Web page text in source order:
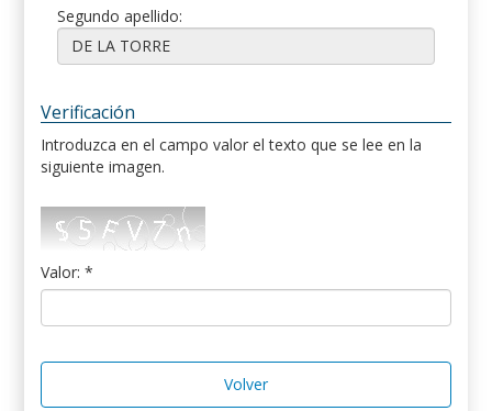
Segundo apellido:
Verificación
Introduzca en el campo valor el texto que se lee en la
siguiente imagen.
Valor: *
Volver